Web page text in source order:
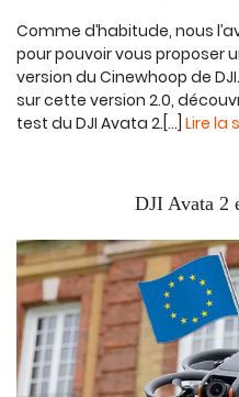
Comme d’habitude, nous
pour pouvoir vous proposer
version du Cinewhoop de
sur cette version 2.0,
test du DJI Avata 2.[...] Lire la
DJI Avata 2